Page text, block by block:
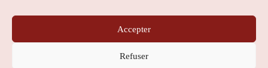
Accepter
Refuser
Contact